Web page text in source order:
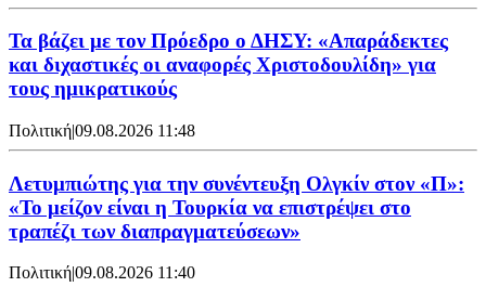
Τα βάζει με τον Πρόεδρο ο ΔΗΣΥ: «Απαράδεκτες
και διχαστικές οι αναφορές Χριστοδουλίδη» για
τους ημικρατικούς
Πολιτική|09.08.2026 11:48
Λετυμπιώτης για την συνέντευξη Ολγκίν στον «Π»:
«Το μείζον είναι η Τουρκία να επιστρέψει στο
τραπέζι των διαπραγματεύσεων»
Πολιτική09.08.2026 11:40